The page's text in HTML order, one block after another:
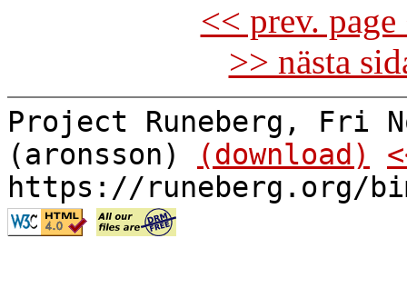
<< prev.
>> nästa
Project Runeberg, Fri
(aronsson)
(download)
https://runeberg.org/